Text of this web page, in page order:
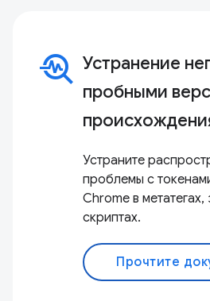
troubleshoot Устранение
пробными
Устраните
проблемы с
Chrome в метатегах,
скриптах.
Прочтите